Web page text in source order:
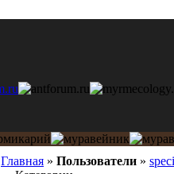
Главная » Пользователи »